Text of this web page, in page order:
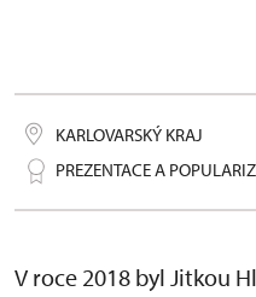
KARLOVARSKÝ KRAJ
PREZENTACE A
V roce 2018 byl Jitkou